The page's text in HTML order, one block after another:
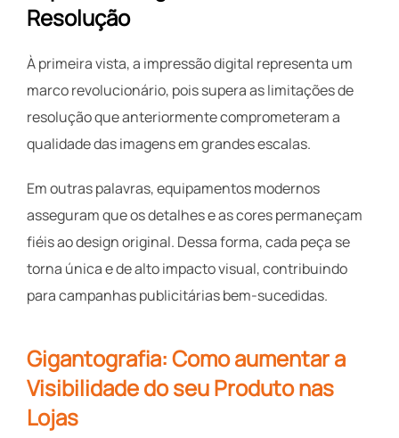
Resolução
À primeira vista, a impressão digital representa um
marco revolucionário, pois supera as limitações de
resolução que anteriormente comprometeram a
qualidade das imagens em grandes escalas.
Em outras palavras, equipamentos modernos
asseguram que os detalhes e as cores permaneçam
fiéis ao design original. Dessa forma, cada peça se
torna única e de alto impacto visual, contribuindo
para campanhas publicitárias bem-sucedidas.
Gigantografia: Como aumentar a
Visibilidade do seu Produto nas
Lojas